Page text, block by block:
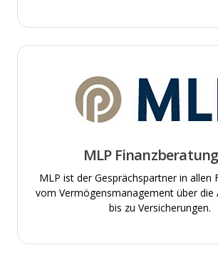
MLP Finanzberatung
MLP ist der Gesprächspartner in allen
vom Vermögensmanagement über die
bis zu Versicherungen.